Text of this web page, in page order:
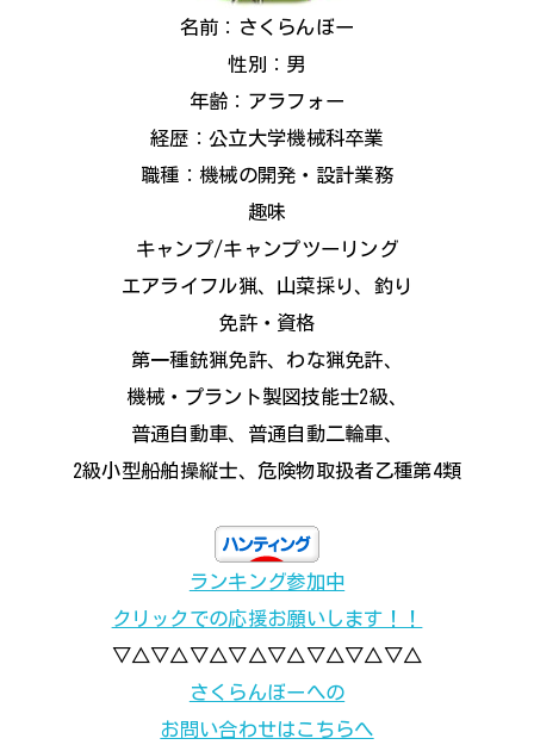
名前：さくらんぼー
性別：男
年齢：アラフォー
経歴：公立大学機械科卒業
職種：機械の開発・設計業務
趣味
キャンプ/キャンプツーリング
エアライフル猟、山菜採り、釣り
免許・資格
第一種銃猟免許、わな猟免許、
機械・プラント製図技能士2級、
普通自動車、普通自動二輪車、
2級小型船舶操縦士、危険物取扱者乙種第4類
ランキング参加中
クリックでの応援お願いします！！
▽△▽△▽△▽△▽△▽△▽△▽△
さくらんぼーへの
お問い合わせはこちらへ